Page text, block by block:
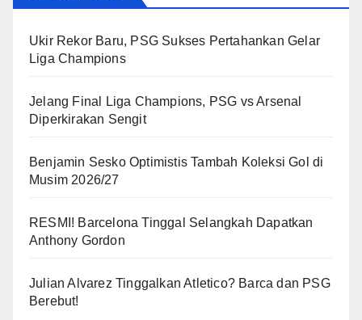
Ukir Rekor Baru, PSG Sukses Pertahankan Gelar
Liga Champions
Jelang Final Liga Champions, PSG vs Arsenal
Diperkirakan Sengit
Benjamin Sesko Optimistis Tambah Koleksi Gol di
Musim 2026/27
RESMI! Barcelona Tinggal Selangkah Dapatkan
Anthony Gordon
Julian Alvarez Tinggalkan Atletico? Barca dan PSG
Berebut!